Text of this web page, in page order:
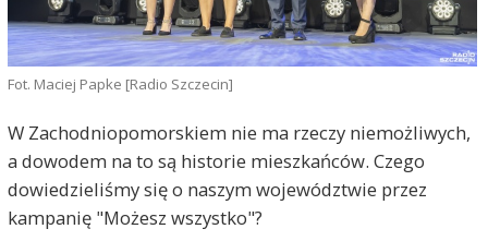
Fot. Maciej Papke [Radio Szczecin]
W Zachodniopomorskiem nie ma rzeczy niemożliwych,
a dowodem na to są historie mieszkańców. Czego
dowiedzieliśmy się o naszym województwie przez
kampanię "Możesz wszystko"?